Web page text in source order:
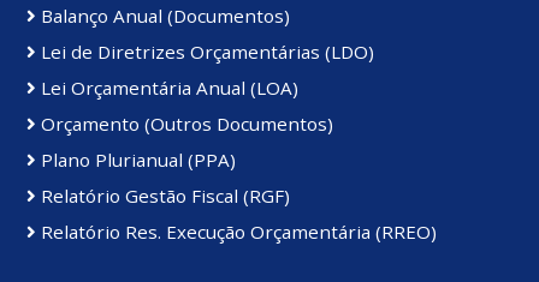
Balanço Anual (Documentos)
Lei de Diretrizes Orçamentárias (LDO)
Lei Orçamentária Anual (LOA)
Orçamento (Outros Documentos)
Plano Plurianual (PPA)
Relatório Gestão Fiscal (RGF)
Relatório Res. Execução Orçamentária (RREO)